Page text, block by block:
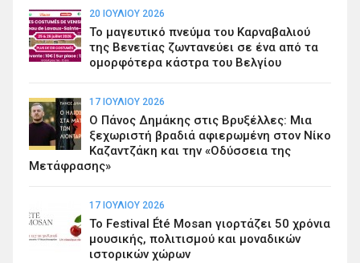
20 ΙΟΥΛΊΟΥ 2026
Το μαγευτικό πνεύμα του Καρναβαλιού
της Βενετίας ζωντανεύει σε ένα από τα
ομορφότερα κάστρα του Βελγίου
17 ΙΟΥΛΊΟΥ 2026
Ο Πάνος Δημάκης στις Βρυξέλλες: Μια
ξεχωριστή βραδιά αφιερωμένη στον Νίκο
Καζαντζάκη και την «Οδύσσεια της
Μετάφρασης»
17 ΙΟΥΛΊΟΥ 2026
Το Festival Été Mosan γιορτάζει 50 χρόνια
μουσικής, πολιτισμού και μοναδικών
ιστορικών χώρων